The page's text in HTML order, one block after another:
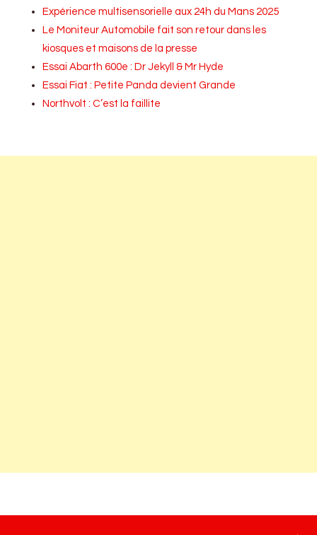
Expérience multisensorielle aux 24h du Mans 2025
Le Moniteur Automobile fait son retour dans les
kiosques et maisons de la presse
Essai Abarth 600e : Dr Jekyll & Mr Hyde
Essai Fiat : Petite Panda devient Grande
Northvolt : C’est la faillite